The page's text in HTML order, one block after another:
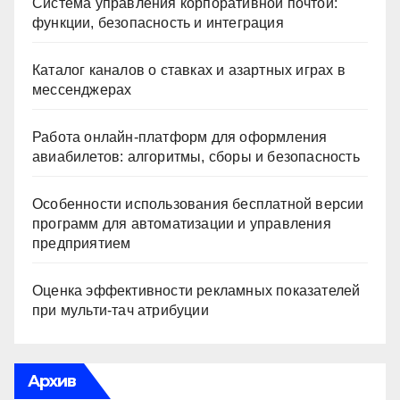
функции, безопасность и интеграция
Каталог каналов о ставках и азартных играх в
мессенджерах
Работа онлайн‑платформ для оформления
авиабилетов: алгоритмы, сборы и безопасность
Особенности использования бесплатной версии
программ для автоматизации и управления
предприятием
Оценка эффективности рекламных показателей
при мульти-тач атрибуции
Архив